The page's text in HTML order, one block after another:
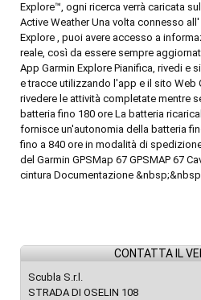
Explore™, ogni ricerca verrà caricata
Active Weather Una volta connesso
Explore , puoi avere accesso a
reale, così da essere sempre
App Garmin Explore Pianifica, rivedi e
e tracce utilizzando l'app e il sito Web
rivedere le attività completate mentre
batteria fino 180 ore La batteria
fornisce un'autonomia della batteria
fino a 840 ore in modalità di
del Garmin GPSMap 67 GPSMAP 67
cintura Documentazione
CONTATTA IL
Scubla S.r.l.
STRADA DI OSELIN 108